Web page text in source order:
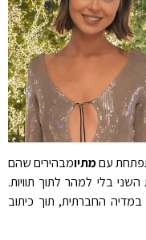
עםמתיומבהירים שהם
בלי למהר לתוך תוויות.
במדיה החברתית, תוך כיתוב